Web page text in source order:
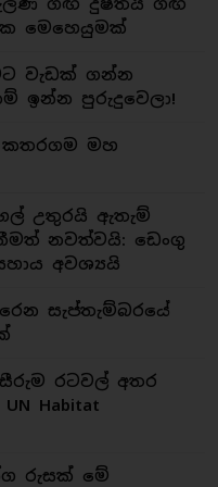
මෙහෙයුමක්
වැඩක් ගන්න
ඉන්න පුරුදුවෙලා!
කතරගම මහ
උතුරයි ඇතැම්
නවත්වයි: ඩෙංගු
අවශ්‍යයි
සැප්තැම්බරයේ
රටවල් අතර
Habitat
රුසක් මේ